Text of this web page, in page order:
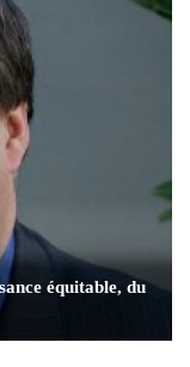
équitable, du